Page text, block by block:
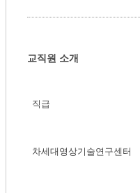
교직원 소개
직급
차세대영상기술연구센터